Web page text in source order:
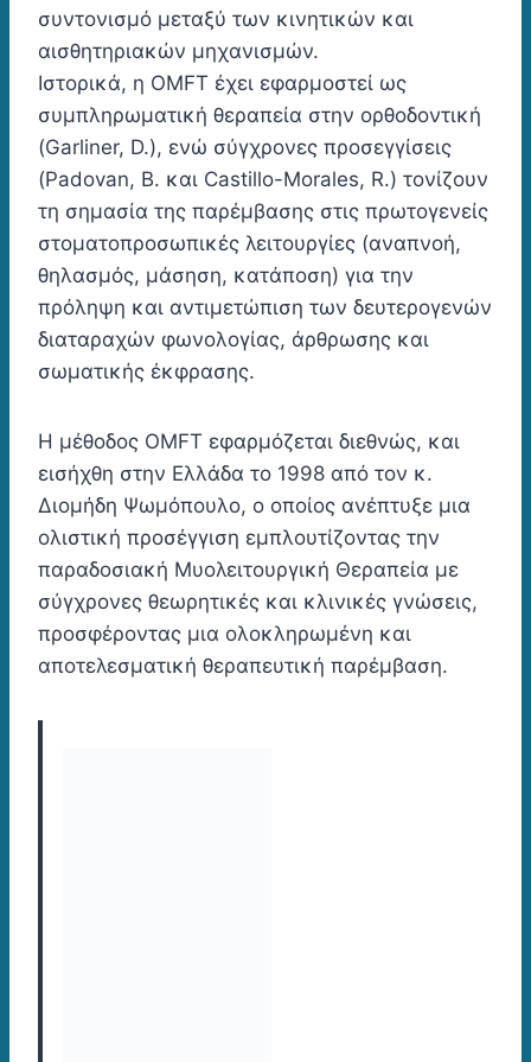
συντονισμό μεταξύ των κινητικών και
αισθητηριακών μηχανισμών.
Ιστορικά, η OMFT έχει εφαρμοστεί ως
συμπληρωματική θεραπεία στην ορθοδοντική
(Garliner, D.), ενώ σύγχρονες προσεγγίσεις
(Padovan, B. και Castillo-Morales, R.) τονίζουν
τη σημασία της παρέμβασης στις πρωτογενείς
στοματοπροσωπικές λειτουργίες (αναπνοή,
θηλασμός, μάσηση, κατάποση) για την
πρόληψη και αντιμετώπιση των δευτερογενών
διαταραχών φωνολογίας, άρθρωσης και
σωματικής έκφρασης.
Η μέθοδος OMFT εφαρμόζεται διεθνώς, και
εισήχθη στην Ελλάδα το 1998 από τον κ.
Διομήδη Ψωμόπουλο, ο οποίος ανέπτυξε μια
ολιστική προσέγγιση εμπλουτίζοντας την
παραδοσιακή Μυολειτουργική Θεραπεία με
σύγχρονες θεωρητικές και κλινικές γνώσεις,
προσφέροντας μια ολοκληρωμένη και
αποτελεσματική θεραπευτική παρέμβαση.